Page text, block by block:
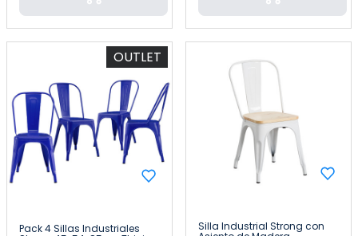
OUTLET
Pack 4 Sillas Industriales Silla Industrial Strong con